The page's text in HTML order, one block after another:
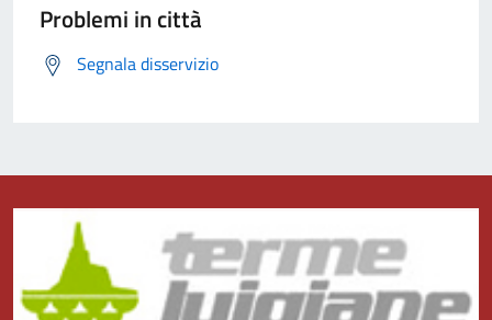
Problemi in città
Segnala disservizio